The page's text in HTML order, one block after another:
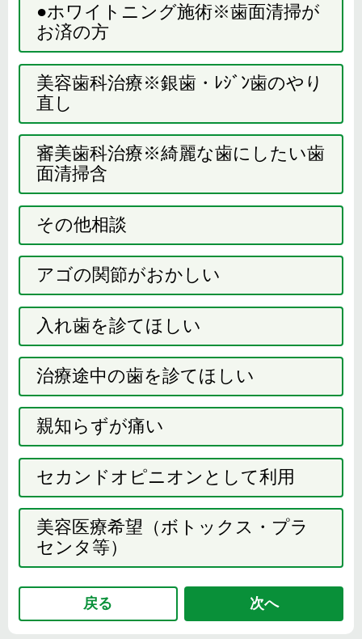
●ホワイトニング施術※歯面清掃が
お済の方
美容歯科治療※銀歯・ﾚｼﾞﾝ歯のやり
直し
審美歯科治療※綺麗な歯にしたい歯
面清掃含
その他相談
アゴの関節がおかしい
入れ歯を診てほしい
治療途中の歯を診てほしい
親知らずが痛い
セカンドオピニオンとして利用
美容医療希望（ボトックス・プラ
センタ等）
戻る